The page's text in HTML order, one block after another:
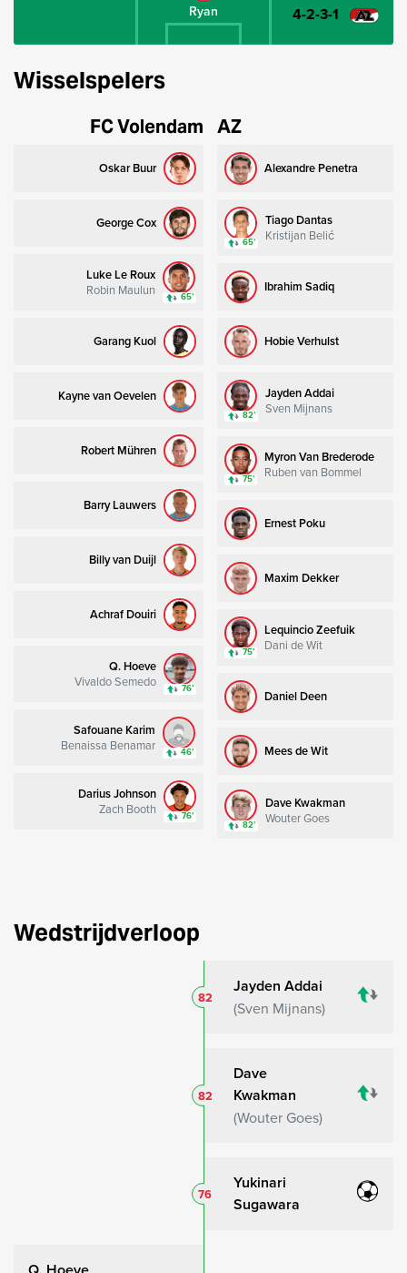
Ryan 4-2-3-1
Wisselspelers
FC Volendam
Oskar Buur
George Cox
Luke Le Roux
Robin Maulun 65’
Garang Kuol
Kayne van Oevelen
Robert Mühren
Barry Lauwers
Billy van Duijl
Achraf Douiri
Q. Hoeve
Vivaldo Semedo 76’
Safouane Karim
Benaissa Benamar 46’
Darius Johnson
Zach Booth 76’
AZ
Alexandre Penetra
Tiago Dantas
Kristijan Belić
65’
Ibrahim Sadiq
Hobie Verhulst
Jayden Addai
Sven Mijnans
82’
Myron Van Brederode
Ruben van Bommel
75’
Ernest Poku
Maxim Dekker
Lequincio Zeefuik
Dani de Wit
75’
Daniel Deen
Mees de Wit
Dave Kwakman
Wouter Goes
82’
Wedstrijdverloop
Jayden Addai
Sven Mijnans
82
Dave
Kwakman
Wouter Goes
82
Yukinari
Sugawara
76